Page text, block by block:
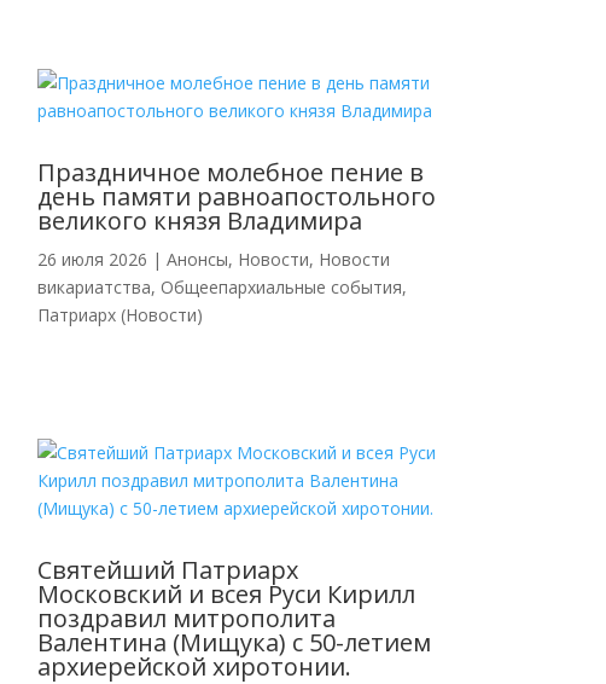
Праздничное молебное пение в
день памяти равноапостольного
великого князя Владимира
26 июля 2026 | Анонсы, Новости, Новости
викариатства, Общеепархиальные события,
Патриарх (Новости)
Святейший Патриарх
Московский и всея Руси Кирилл
поздравил митрополита
Валентина (Мищука) с 50-летием
архиерейской хиротонии.